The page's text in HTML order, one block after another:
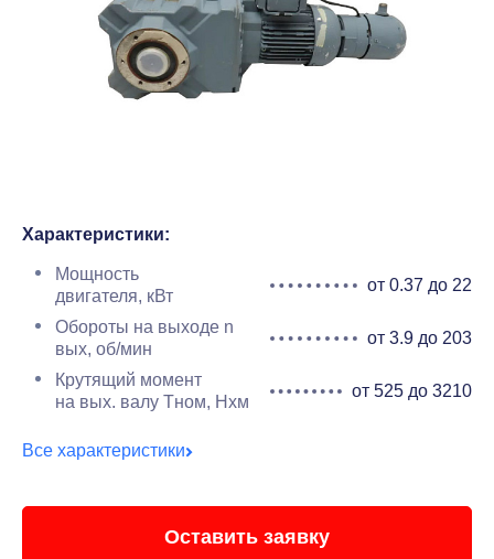
Характеристики:
Мощность
двигателя, кВт
от 0.37 до 22
Обороты на выходе n
вых, об/мин
от 3.9 до 203
Крутящий момент
на вых. валу Тном, Нхм
от 525 до 3210
Все характеристики
Оставить заявку